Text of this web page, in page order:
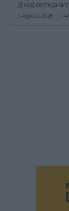
(Elvas)
5 Agosto, 2026 -